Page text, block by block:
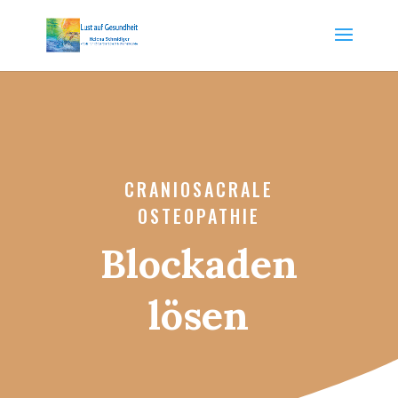
CRANIOSACRALE
OSTEOPATHIE
Blockaden
lösen